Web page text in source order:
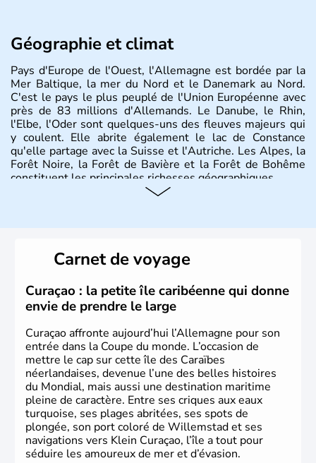
Géographie et climat
Pays d'Europe de l'Ouest, l'Allemagne est bordée par la
Mer Baltique, la mer du Nord et le Danemark au Nord.
C'est le pays le plus peuplé de l'Union Européenne avec
près de 83 millions d'Allemands. Le Danube, le Rhin,
l'Elbe, l'Oder sont quelques-uns des fleuves majeurs qui
y coulent. Elle abrite également le lac de Constance
qu'elle partage avec la Suisse et l'Autriche. Les Alpes, la
Forêt Noire, la Forêt de Bavière et la Forêt de Bohême
constituent les principales richesses géographiques.
lesquelles bénéficient d'une grande autonomie. Le pays
peut se targuer de grands noms qu'il a vu naître dans tous
les domaines, des arts à la politique en passant par la
philosophie. Hertz, Gutenberg, Heidegger, Thomas Mann,
Herman Hesse ou bien Hegel en font partie.
Carnet de voyage
Curaçao : la petite île caribéenne qui donne
envie de prendre le large
Curaçao affronte aujourd’hui l’Allemagne pour son
entrée dans la Coupe du monde. L’occasion de
mettre le cap sur cette île des Caraïbes
néerlandaises, devenue l’une des belles histoires
du Mondial, mais aussi une destination maritime
pleine de caractère. Entre ses criques aux eaux
turquoise, ses plages abritées, ses spots de
plongée, son port coloré de Willemstad et ses
navigations vers Klein Curaçao, l’île a tout pour
séduire les amoureux de mer et d’évasion.